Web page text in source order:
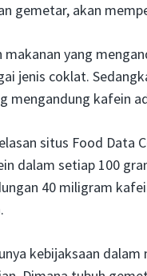
gemetar, akan
yang
jenis coklat.
mengandung kafein
situs Food Data
dalam setiap 100
40 miligram
kebijaksaan dalam